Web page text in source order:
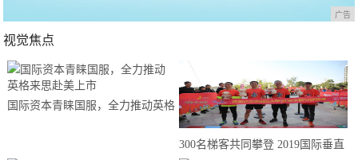
广告
视觉焦点
国际资本青睐国服，全力推动英格
300名梯客共同攀登 2019国际垂直